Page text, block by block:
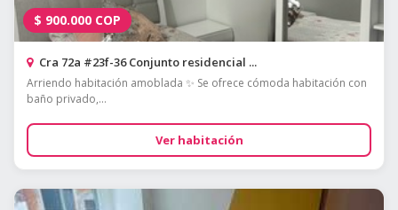
$ 900.000 COP
Cra 72a #23f-36 Conjunto residencial ...
Arriendo habitación amoblada ✨ Se ofrece cómoda habitación con
baño privado,...
Ver habitación